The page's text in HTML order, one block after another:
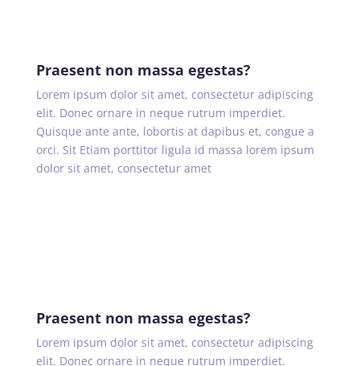
Praesent non massa egestas?
Lorem ipsum dolor sit amet, consectetur adipiscing
elit. Donec ornare in neque rutrum imperdiet.
Quisque ante ante, lobortis at dapibus et, congue a
orci. Sit Etiam porttitor ligula id massa lorem ipsum
dolor sit amet, consectetur amet
Praesent non massa egestas?
Lorem ipsum dolor sit amet, consectetur adipiscing
elit. Donec ornare in neque rutrum imperdiet.